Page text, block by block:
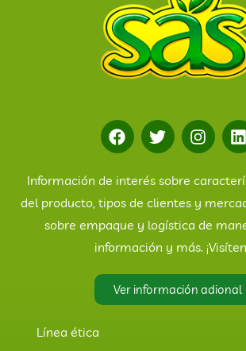
Información de interés sobre
del producto, tipos de clientes y
sobre empaque y logística de
información y más.
Ver información adional
Línea ética